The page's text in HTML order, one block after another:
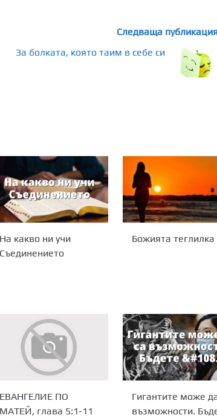
Следваща
За болката, която таим в себе си
На какво ни учи
Съединението
Божията теглилка
ЕВАНГЕЛИЕ ПО
МАТЕЙ, глава 5:1-11
Гигантите може
възможности.